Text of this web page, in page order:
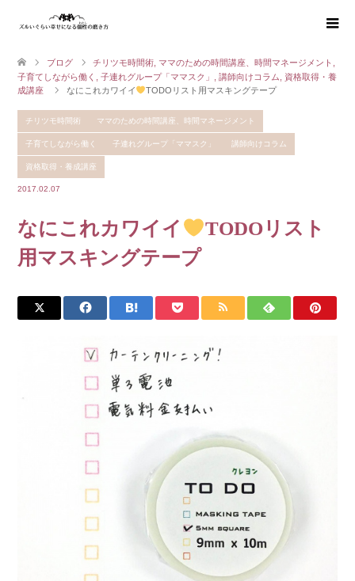
ブログ チリツモ時間術 ママのための時間講座、時間マネージメント
子育てしながら働く
子連れグループ「ママスク」 講師向けコラム
資格取得・養
成講座
なにこれカワイイ TODOリスト用マスキングテープ
チリツモ時間術 ママのための時間講座、時間マネージメント
子育てしながら働く 子連れグループ「ママスク」 講師向けコラム
資格取得・養成講座
2017.02.07
なにこれカワイイ
TODOリスト
用マスキングテープ